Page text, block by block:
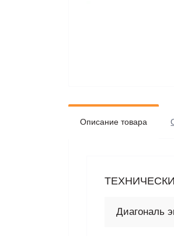
Описание товара
Диагональ